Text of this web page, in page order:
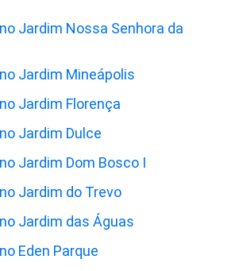
Jardim Nossa Senhora da
Jardim Mineápolis
Jardim Florença
Jardim Dulce
Jardim Dom Bosco I
Jardim do Trevo
Jardim das Águas
Eden Parque